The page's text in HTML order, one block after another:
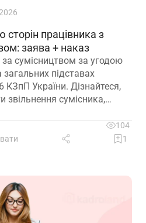
сторін працівника з
заява + наказ
сумісництвом за угодою
підставах
КЗпП України. Дізнайтеся,
сумісника,
між працівником і
104
1